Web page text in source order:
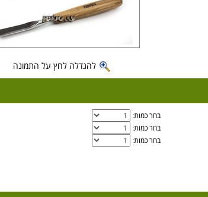
להגדלה לחץ על התמונה
בחר כמות:
בחר כמות:
בחר כמות: